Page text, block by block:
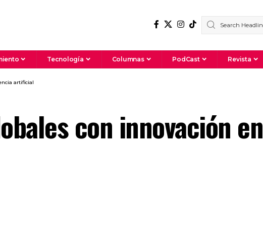
Tecnología Columnas PodCast Revista
artificial
con innovación en